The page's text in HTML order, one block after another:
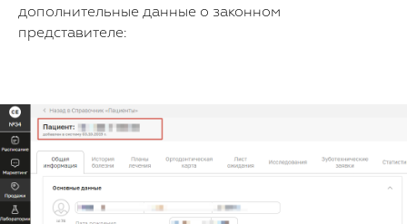
дополнительные данные о законном
представителе: